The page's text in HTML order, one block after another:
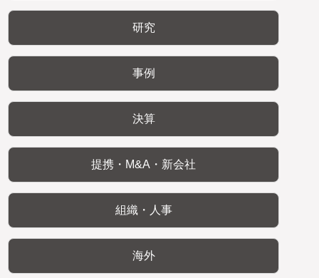
研究
事例
決算
提携・M&A・新会社
組織・人事
海外